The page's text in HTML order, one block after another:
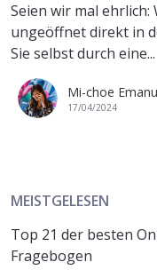
Seien wir mal ehrlich:
ungeöffnet direkt in
Sie selbst durch eine...
Mi-choe
17/04/2024
MEISTGELESEN
Top 21 der besten
Fragebogen